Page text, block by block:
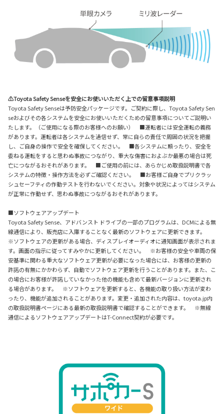
⚠Toyota Safety Senseを安全にお使いいただく上での留意事項説明
Toyota Safety Senseは予防安全パッケージです。ご契約に際し、Toyota Safety Sen
seおよびその各システムを安全にお使いいただくための留意事項についてご説明い
たします。（ご使用になる際のお客様へのお願い） ■運転者には安全運転の義務
があります。運転者は各システムを過信せず、常に自らの責任で周囲の状況を把握
し、ご自身の操作で安全を確保してください。 ■各システムに頼ったり、安全を
委ねる運転をすると思わぬ事故につながり、重大な傷害におよぶか最悪の場合は死
亡につながるおそれがあります。 ■ご使用の前には、あらかじめ取扱説明書で各
システムの特徴・操作方法を必ずご確認ください。 ■お客様ご自身でプリクラッ
シュセーフティの作動テストを行わないでください。対象や状況によってはシステム
が正常に作動せず、思わぬ事故につながるおそれがあります。
■ソフトウェアアップデート
Toyota Safety Sense、アドバンスト ドライブの一部のプログラムは、DCMによる無
線通信により、販売店に入庫することなく最新のソフトウェアに更新できます。
※ソフトウェアの更新がある場合、ディスプレイオーディオに通知画面が表示されま
す。画面の指示に従ってすみやかに更新してください。 ※お客様の安全や車両の保
安基準に関わる重大なソフトウェア更新が必要になった場合には、お客様の更新の
許諾の有無にかかわらず、自動でソフトウェア更新を行うことがあります。また、こ
の場合にお客様が許諾していなかった他の機能も含めて最新バージョンに更新され
る場合があります。 ※ソフトウェアを更新すると、各機能の取り扱い方法が変わ
ったり、機能が追加されることがあります。変更・追加された内容は、toyota.jp内
の取扱説明書ページにある最新の取扱説明書で確認することができます。 ※無線
通信によるソフトウェアアップデートはT-Connect契約が必要です。